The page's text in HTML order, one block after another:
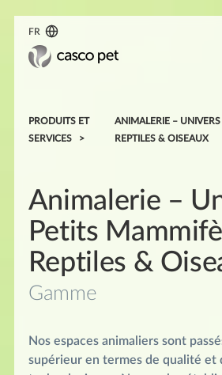
FR
PRODUITS ET
SERVICES
ANIMALERIE –
REPTILES & OISEAUX
Animalerie –
Petits
Reptiles &
Gamme
Nos espaces animaliers sont
supérieur en termes de qualité et